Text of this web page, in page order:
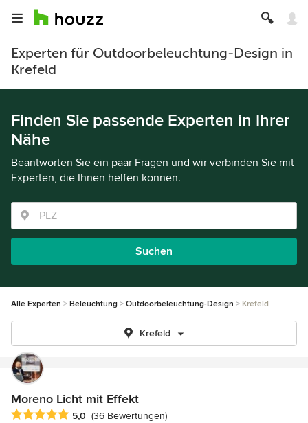
Experten für Outdoorbeleuchtung-Design in
Krefeld
Finden Sie passende Experten in Ihrer
Nähe
Beantworten Sie ein paar Fragen und wir verbinden Sie mit
Experten, die Ihnen helfen können.
Suchen
Alle Experten Beleuchtung Outdoorbeleuchtung-Design Krefeld
Krefeld
Moreno Licht mit Effekt
Durchschnittliche Bewertung: 5 von 5 Sternen
5,0 (36 Bewertungen)